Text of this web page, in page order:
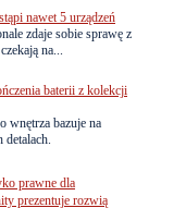
nawet 5 urządzeń
zdaje sobie sprawę z
na...
baterii z kolekcji
wnętrza bazuje na
prawne dla
prezentuje rozwią